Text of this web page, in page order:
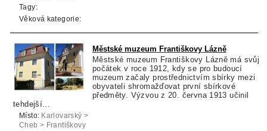
Králové nad Labem
Tagy:
Věková kategorie:
Městské muzeum Františkovy Lázně
Městské muzeum Františkovy Lázně má svůj
počátek v roce 1912, kdy se pro budoucí
muzeum začaly prostřednictvím sbírky mezi
obyvateli shromažďovat první sbírkové
předměty. Výzvou z 20. června 1913 učinil
tehdejší...
Místo: Karlovarský >
Cheb > Františkovy